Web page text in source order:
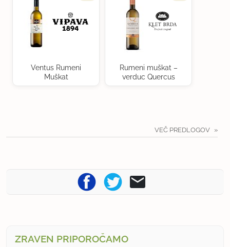
Ventus Rumeni
Muškat
Rumeni muškat –
verduc Quercus
VEČ PREDLOGOV
ZRAVEN PRIPOROČAMO